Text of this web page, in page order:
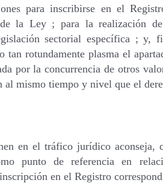
para inscribirse en el
la Ley ; para la realización
sectorial específica ; y,
tan rotundamente plasma el
por la concurrencia de otros
mismo tiempo y nivel que el
en el tráfico jurídico aconseja,
punto de referencia en
en el Registro